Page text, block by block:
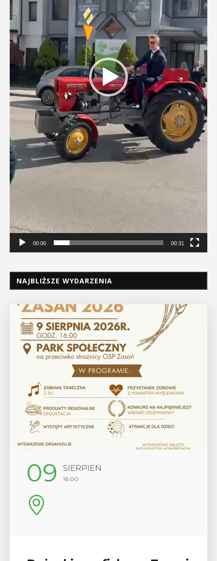
00:00 00:31
NAJBLIŻSZE WYDARZENIA
12 SIERPIEŃ
17:00